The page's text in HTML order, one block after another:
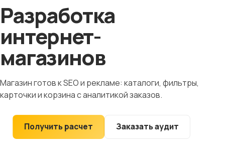
Отзывы
Блог
Глоссарий
История
Клиентам
Разработка
интернет-
магазинов
Магазин готов к SEO и рекламе: каталоги, фильтры,
карточки и корзина с аналитикой заказов.
Получить расчет Заказать аудит